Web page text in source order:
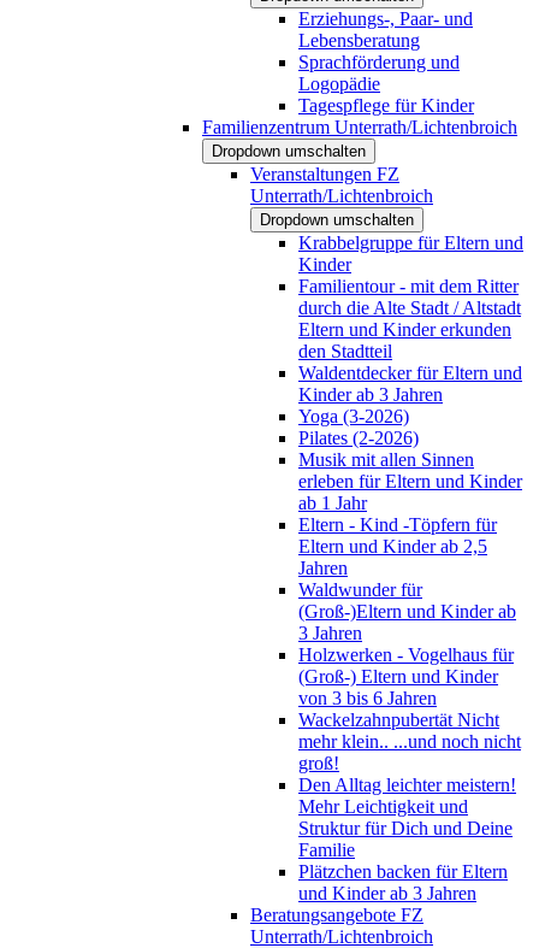
Erziehungs-, Paar- und
Lebensberatung
Sprachförderung und
Logopädie
Tagespflege für Kinder
Familienzentrum Unterrath/Lichtenbroich
Dropdown umschalten
Veranstaltungen FZ
Unterrath/Lichtenbroich
Dropdown umschalten
Krabbelgruppe für Eltern und
Kinder
Familientour - mit dem Ritter
durch die Alte Stadt / Altstadt
Eltern und Kinder erkunden
den Stadtteil
Waldentdecker für Eltern und
Kinder ab 3 Jahren
Yoga (3-2026)
Pilates (2-2026)
Musik mit allen Sinnen
erleben für Eltern und Kinder
ab 1 Jahr
Eltern - Kind -Töpfern für
Eltern und Kinder ab 2,5
Jahren
Waldwunder für
(Groß-)Eltern und Kinder ab
3 Jahren
Holzwerken - Vogelhaus für
(Groß-) Eltern und Kinder
von 3 bis 6 Jahren
Wackelzahnpubertät Nicht
mehr klein.. ...und noch nicht
groß!
Den Alltag leichter meistern!
Mehr Leichtigkeit und
Struktur für Dich und Deine
Familie
Plätzchen backen für Eltern
und Kinder ab 3 Jahren
Beratungsangebote FZ
Unterrath/Lichtenbroich